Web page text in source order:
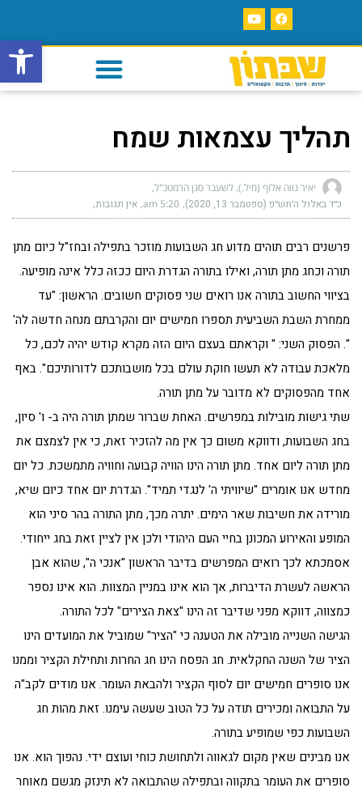
פתח
תהליך עצמאות שמח
יאיר נווה אלוף (מיל.), לשעבר סגן הרמטכ"ל
כ״ד באלול ה׳תש״פ (ספטמבר 13, 2020) 5:20 am אין תגובות
פרשנים רבים תוהים מדוע חג השבועות מוזכר בתפילה ובחז"ל כיום מתן
תורה וכחג מתן תורה, ואילו בתורה הגדרת היום ככזה כלל אינה מופיעה.
בציווי החשוב בתורה אנו רואים שני פסוקים חשובים. הראשון: "עד
ממחרת השבת השביעית תספרו חמישים יום והקרבתם מנחה חדשה לה'
". הפסוק השני: " וקראתם בעצם היום הזה מקרא קודש יהיה לכם, כל
מלאכת עבודה לא תעשו חוקת עולם בכל מושבותכם לדורותיכם". באף
אחד מהפסוקים לא מדובר על מתן תורה.
שתי גישות מובילות במפרשים. האחת שברור שמתן תורה היה ב- ו' סיון,
בחג השבועות, ודווקא משום כך אין מה להזכיר זאת, כי אין לצמצם את
מתן תורה ליום אחד. מתן תורה הינו הוויה קבועה וחוויה מתמשכת. כל יום
מחדש אנו אומרים "שיוויתי ה' לנגדי תמיד". הגדרת יום אחד כיום שיא,
מורידה את חשיבות שאר הימים. יתרה מכך, מתן התורה בהר סיני הוא
המופע והאירוע המכונן בחיי העם היהודי ולכן אין לציין זאת בחג ייחודי.
אסמכתא לכך רואים המפרשים בדיבר הראשון "אנכי ה", שהוא אבן
הראשה לעשרת הדיברות, אך הוא אינו במניין המצוות. הוא אינו נספר
כמצווה, דווקא מפני שדיבר זה הינו "צאת הצירים" לכל התורה.
הגישה השנייה מובילה את הטענה כי "הציר" שמוביל את המועדים הינו
הציר של השנה החקלאית. חג הפסח הינו חג החרות ותחילת הקציר וממנו
אנו סופרים חמישים יום לסוף הקציר ולהבאת העומר. אנו מודים לקב"ה
על התבואה ומכירים תודה על כל הטוב שעשה עימנו. זאת מהות חג
השבועות כפי שמופיע בתורה.
אנו מבינים שאין מקום לגאווה ולתחושת כוחי ועוצם ידי. נהפוך הוא. אנו
סופרים את העומר בתקווה ובתפילה שהתבואה לא תינזק מגשם מאוחר